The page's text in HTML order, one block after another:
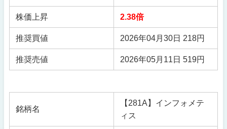
株価上昇 2.38倍
推奨買値 2026年04月30日 218円
推奨売値 2026年05月11日 519円
銘柄名
【281A】インフォメテ
ィス